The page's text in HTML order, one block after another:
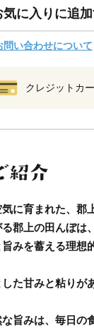
気に入りに追
問い合わせについて
クレジットカ
に育まれた、郡
郡上の田んぼは
みを蓄える理想
た甘みと粘りが
旨みは、毎日の